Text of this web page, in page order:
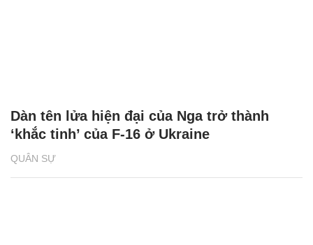
QUÂN SỰ
Dàn tên lửa hiện đại của Nga trở thành
‘khắc tinh’ của F-16 ở Ukraine